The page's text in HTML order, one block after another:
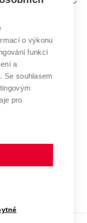
učení
technické
o výkonu
funkcí
a
Se souhlasem
pro